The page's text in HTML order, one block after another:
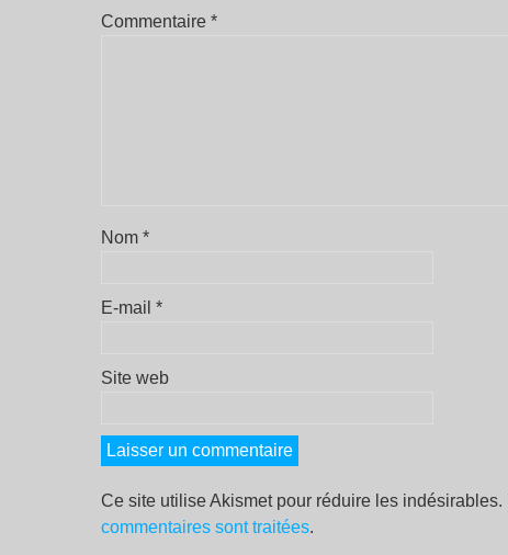
Commentaire *
Nom *
E-mail *
Site web
Ce site utilise Akismet pour réduire les indésirables.
commentaires sont traitées.